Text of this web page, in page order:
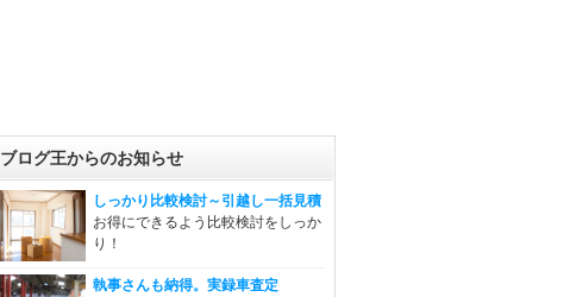
ブログ王からのお知らせ
しっかり比較検討～引越し一括見積
お得にできるよう比較検討をしっか
り！
執事さんも納得。実録車査定